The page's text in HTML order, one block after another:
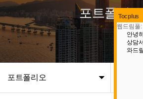
포트폴리오
포트폴리오
Tocplus